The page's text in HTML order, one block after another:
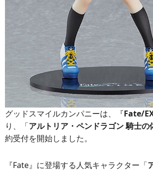
グッドスマイルカンパニーは、『Fate/
り、「アルトリア・ペンドラゴン 騎士
約受付を開始しました。
『Fate』に登場する人気キャラクター「